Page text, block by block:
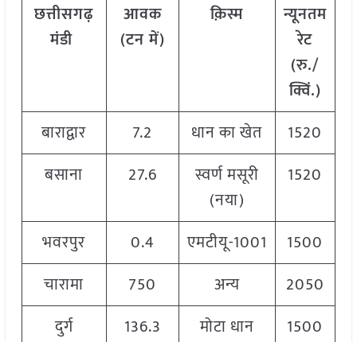
छत्तीसगढ़
मंडी
आवक
(टन में)
क़िस्म
न्यूनतम
रेट
(रु./
क्विं.)
बाराद्वार 7.2 धान का खेत 1520
बसाना
27.6
स्वर्ण मसूरी
(नया)
1520
भवरपुर 0.4 एमटीयू-1001 1500
चारामा
750 अन्य 2050
दुर्ग
136.3 मोटा धान 1500